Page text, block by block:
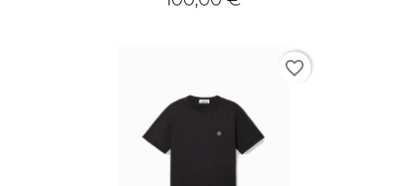
favorite_border